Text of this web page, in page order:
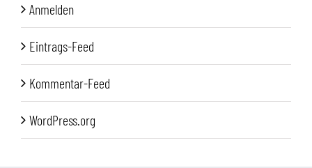
Anmelden
Eintrags-Feed
Kommentar-Feed
WordPress.org